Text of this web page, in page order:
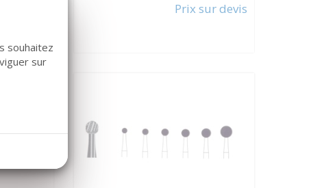
Prix sur devis
souhaitez
sur